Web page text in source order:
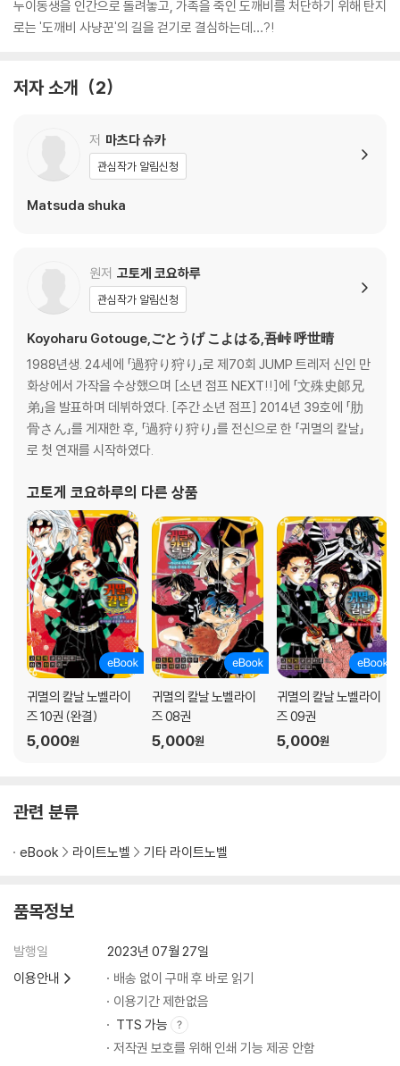
누이동생을 인간으로 돌려놓고, 가족을 죽인 도깨비를 처단하기 위해 탄지
로는 '도깨비 사냥꾼'의 길을 걷기로 결심하는데…?!
저자 소개 2
저 마츠다 슈카
관심작가 알림신청
Matsuda shuka
원저 고토게 코요하루
관심작가 알림신청
Koyoharu Gotouge,ごとうげ こよはる,吾峠 呼世晴
1988년생. 24세에 「過狩り狩り」로 제70회 JUMP 트레저 신인 만
화상에서 가작을 수상했으며 [소년 점프 NEXT!!]에 「文殊史郞兄
弟」을 발표하며 데뷔하였다. [주간 소년 점프] 2014년 39호에 「肋
骨さん」를 게재한 후, 「過狩り狩り」를 전신으로 한 「귀멸의 칼날」
로 첫 연재를 시작하였다.
고토게 코요하루의 다른 상품
귀멸의 칼날 노벨라이
즈 10권 (완결)
5,000원
귀멸의 칼날 노벨라이
즈 08권
5,000원
귀멸의 칼날 노벨라이
즈 09권
5,000원
관련 분류
eBook 라이트노벨 기타 라이트노벨
품목정보
발행일
2023년 07월 27일
이용안내
배송 없이 구매 후 바로 읽기
이용기간 제한없음
TTS 가능
저작권 보호를 위해 인쇄 기능 제공 안함